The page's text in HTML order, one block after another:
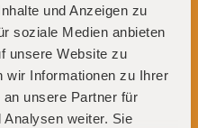
und Anzeigen zu
soziale Medien anbieten
unsere Website zu
wir Informationen zu Ihrer
unsere Partner für
weiter. Sie
questions
que vous
direction